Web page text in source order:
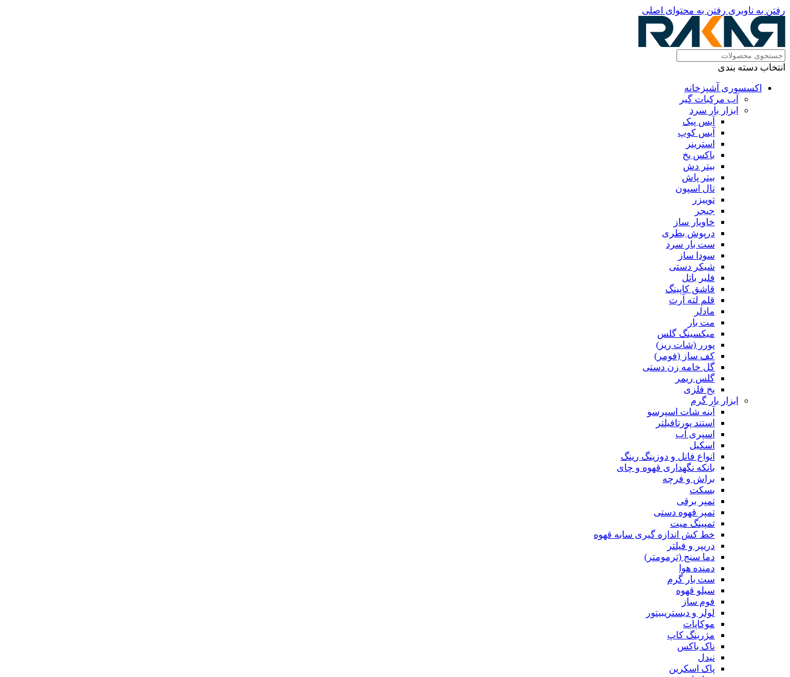
رفتن به ناوبری رفتن به محتوای اصلی
انتخاب دسته بندی
اکسسوری آشپزخانه
آب مرکبات گیر
ابزار بار سرد
آیس پیک
آیس کوپ
استرینر
باکس یخ
بیتر دش
بیتر پاش
تال اسپون
توییزر
جیجر
خاویار ساز
درپوش بطری
ست بار سرد
سودا ساز
شیکر دستی
فلیر باتل
قاشق کاپینگ
قلم لته آرت
مادلر
مت بار
میکسینگ گلس
پورر (شات ریز)
کف ساز (فومر)
گل خامه زن دستی
گلس ریمر
یخ فلزی
ابزار بار گرم
آینه شات اسپرسو
استند پورتافیلتر
اسپری آب
اسکیل
انواع فانل و دوزینگ رینگ
بانکه نگهداری قهوه و چای
براش و فرچه
بسکت
تمپر برقی
تمپر قهوه دستی
تمپینگ میت
خط کش اندازه گیری سابه قهوه
دریپر و فیلتر
دما سنج (ترمومتر)
دمنده هوا
ست بار گرم
سیلو قهوه
فوم ساز
لولر و دیستریبیتور
موکاپات
مژرینگ کاپ
ناک باکس
نیدل
پاک اسکرین